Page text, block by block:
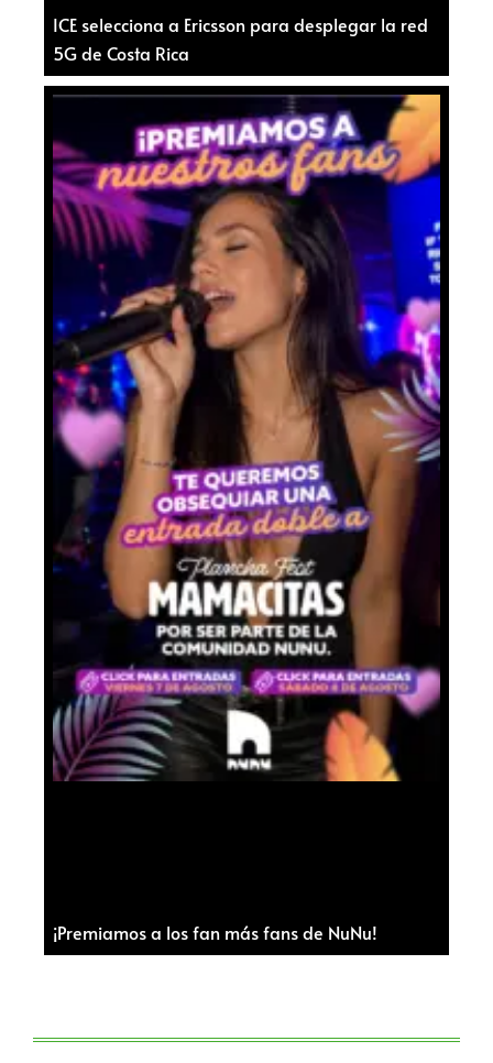
ICE selecciona a Ericsson para desplegar la red
5G de Costa Rica
¡Premiamos a los fan más fans de NuNu!